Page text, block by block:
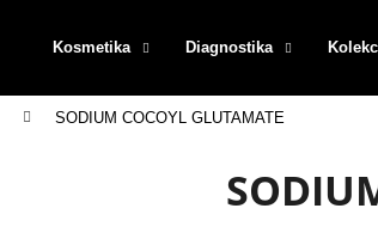
Kosmetika Diagnostika
SODIUM COCOYL GLUTAMATE
Co